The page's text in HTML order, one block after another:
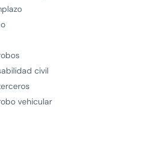
civil
vehicular